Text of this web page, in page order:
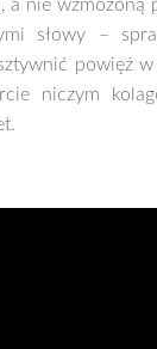
a nie wzmożoną
słowy –
powięź
niczym